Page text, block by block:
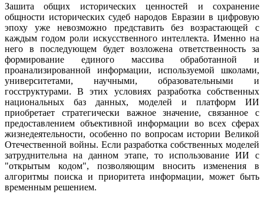
Зашита общих исторических ценностей и сохранение
общности исторических судеб народов Евразии в цифровую
эпоху уже невозможно представить без возрастающей с
каждым годом роли искусственного интеллекта. Именно на
него в последующем будет возложена ответственность за
формирование единого массива обработанной и
проанализированной информации, используемой школами,
университетами, научными, образовательными и
госструктурами. В этих условиях разработка собственных
национальных баз данных, моделей и платформ ИИ
приобретает стратегически важное значение, связанное с
предоставлением объективной информации во всех сферах
жизнедеятельности, особенно по вопросам истории Великой
Отечественной войны. Если разработка собственных моделей
затруднительна на данном этапе, то использование ИИ с
"открытым кодом", позволяющим вносить изменения в
алгоритмы поиска и приоритета информации, может быть
временным решением.